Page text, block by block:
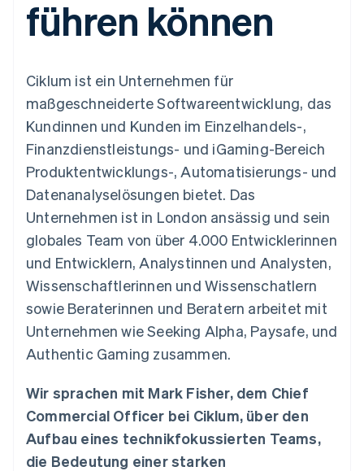
Zugriff auf mehr als
125
Authorization
Optimierung der
Autorisierungsraten
Beschleunigter
Bezahlvorgang
Connections
Verbundene
Datensynchronisierung
Product roadmap
Ausblick
Radar
Atlas
Start-up-Gründung
Climate
CO₂-Entnahme
Geldmanagement
Plattformen
SaaS
Nach Branche
KI-Unternehmen
Creator Economy
Gaming
Bewirtung, Reisen und
Freizeit
Versicherungen
Unterhaltung
Gemeinnützige
Organisationen
Fachdienstleistungen
Öffentlicher Sektor
Einzelhandel
Partner
Stripe App-Marktplatz
Marktplatz auf
Grundlagen der
Abonnementverwaltung
nutzungsbasierte
Abrechnung um
Stablecoin-gestützte
Karten ausgeben: So
geht´s
Bereitstellung und
Verwaltung von
Diensten mit Agenten
App-Integrationen
Code-Beispiele
Entwickler-Blog
API-Status
Produkt-Roadmap
Stripe Sessions
Stripe Press
Kontakt
Sales-Team
kontaktieren
Partner werden
führen können
Ciklum ist ein Unternehmen für
maßgeschneiderte Softwareentwicklung, das
Kundinnen und Kunden im Einzelhandels-,
Finanzdienstleistungs- und iGaming-Bereich
Produktentwicklungs-, Automatisierungs- und
Datenanalyselösungen bietet. Das
Unternehmen ist in London ansässig und sein
globales Team von über 4.000 Entwicklerinnen
und Entwicklern, Analystinnen und Analysten,
Wissenschaftlerinnen und Wissenschatlern
sowie Beraterinnen und Beratern arbeitet mit
Unternehmen wie Seeking Alpha, Paysafe, und
Authentic Gaming zusammen.
Wir sprachen mit Mark Fisher, dem Chief
Commercial Officer bei Ciklum, über den
Aufbau eines technikfokussierten Teams,
die Bedeutung einer starken